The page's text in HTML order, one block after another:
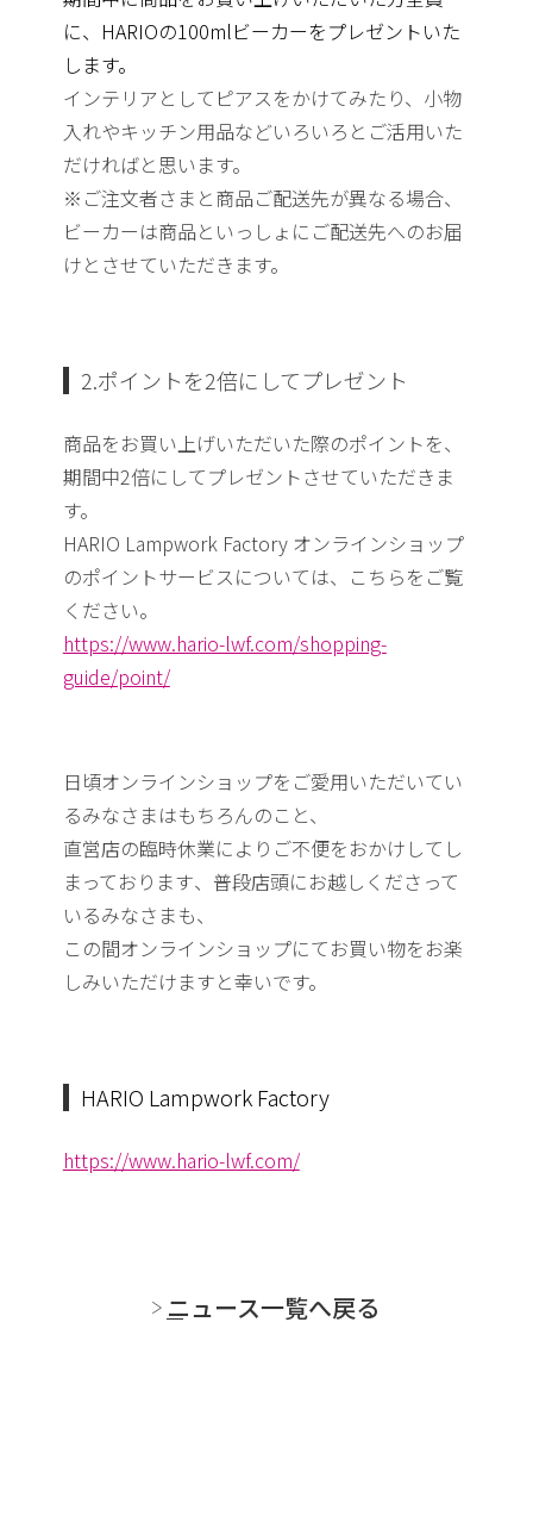
に、 HARIOの100mlビーカーをプレゼントいた
します。
インテリアとしてピアスをかけてみたり、 小物
入れやキッチン用品などいろいろとご活用いた
だければと思います。
※ご注文者さまと商品ご配送先が異なる場合、
ビーカーは商品といっしょにご配送先へのお届
けとさせていただき ます。
2.ポイントを2倍にしてプレゼント
商品をお買い上げいただいた際のポイントを、
期間中2倍にしてプレゼントさせていただきま
す。
HARIO Lampwork Factory オンラインショップ
のポイン トサービスについては、こちらをご覧
ください。
https://www.hario-lwf.com/shopping-
guide/point/
日頃オンラインショップをご愛用いただいてい
るみなさまはもちろんのこと、
直営店の臨時休業によりご不便をおかけしてし
まっております、普段店頭にお越しくださって
いるみなさまも、
この間オンラインショップにてお買い物をお楽
しみいただけますと幸いです。
HARIO Lampwork Factory
https://www.hario-lwf.com/
ニュース一覧へ戻る